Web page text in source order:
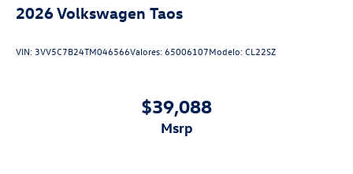
2026Volkswagen Taos
VIN: 3VV5C7B24TM046566Valores:65006107Modelo:CL22SZ
$39,088
msrp